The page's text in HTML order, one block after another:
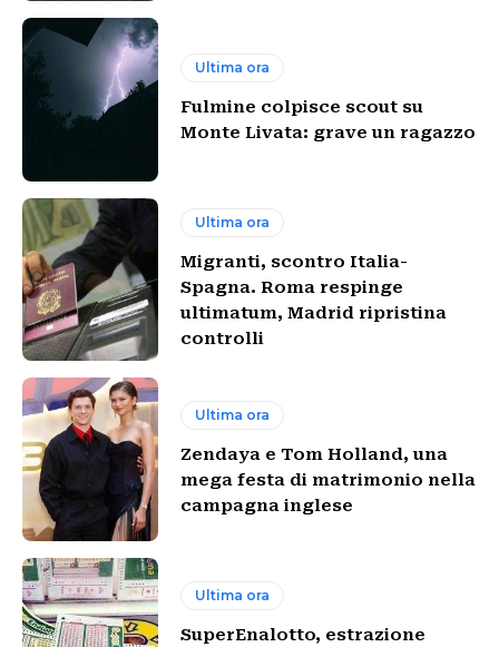
Ultima ora
Fulmine colpisce scout su
Monte Livata: grave un ragazzo
Ultima ora
Migranti, scontro Italia-
Spagna. Roma respinge
ultimatum, Madrid ripristina
controlli
Ultima ora
Zendaya e Tom Holland, una
mega festa di matrimonio nella
campagna inglese
Ultima ora
SuperEnalotto, estrazione